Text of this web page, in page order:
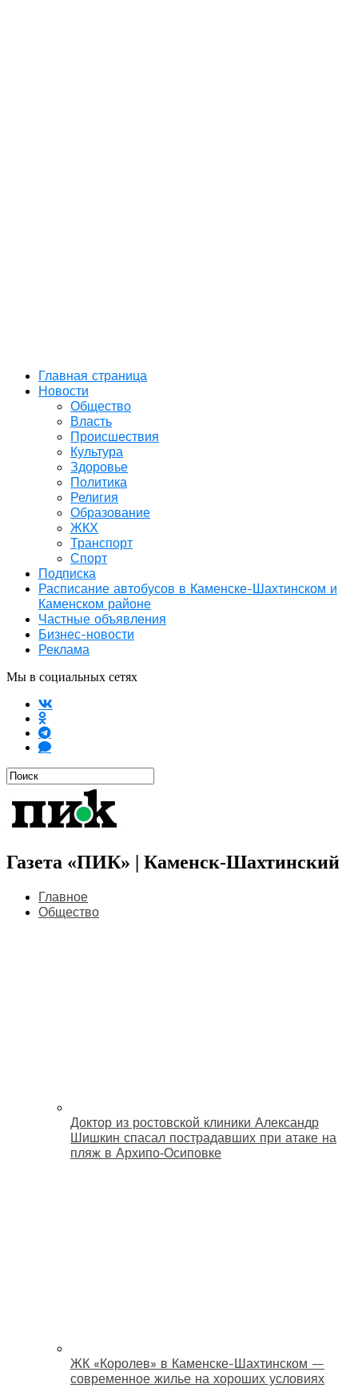
Главная страница
Новости
Общество
Власть
Происшествия
Культура
Здоровье
Политика
Религия
Образование
ЖКХ
Транспорт
Спорт
Подписка
Расписание автобусов в Каменске-Шахтинском и
Каменском районе
Частные объявления
Бизнес-новости
Реклама
Мы в социальных сетях
Газета «ПИК» | Каменск-Шахтинский
Главное
Общество
Доктор из ростовской клиники Александр
Шишкин спасал пострадавших при атаке на
пляж в Архипо‑Осиповке
ЖК «Королев» в Каменске-Шахтинском —
современное жилье на хороших условиях